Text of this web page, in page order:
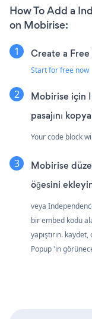
How To Add a
on Mobirise:
Create a
Start for free now
Mobirise için
pasajını
Your code block
Mobirise
öğesini
veya
bir embed kodu
yapıştırın.
Popup 'in